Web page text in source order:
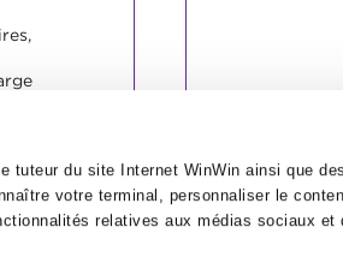
tuteur du site Internet WinWin ainsi que
votre terminal, personnaliser le
relatives aux médias sociaux et
du